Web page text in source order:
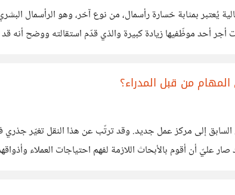
يُعتبر بمثابة خسارة رأسمال، من نوع آخر، وهو الرأسمال
أحد موظّفيها زيادة كبيرة والذي قدّم استقالته ووضح
من قبل المدراء؟
السابق إلى مركز عمل جديد. وقد ترتّب عن هذا النقل تغيّر
صار عليّ أن أقوم بالأبحاث اللازمة لفهم احتياجات العملاء